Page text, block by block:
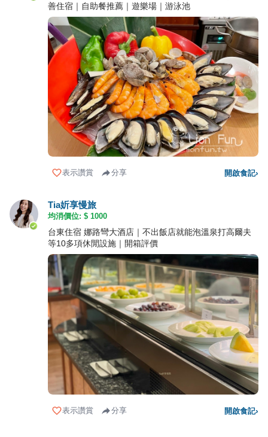
善住宿｜自助餐推薦｜遊樂場｜游泳池
表示讚賞 分享 開啟食記›
Tia妡享慢旅
均消價位: $ 1000
台東住宿 娜路彎大酒店｜不出飯店就能泡溫泉打高爾夫
等10多項休閒設施｜開箱評價
表示讚賞 分享 開啟食記›